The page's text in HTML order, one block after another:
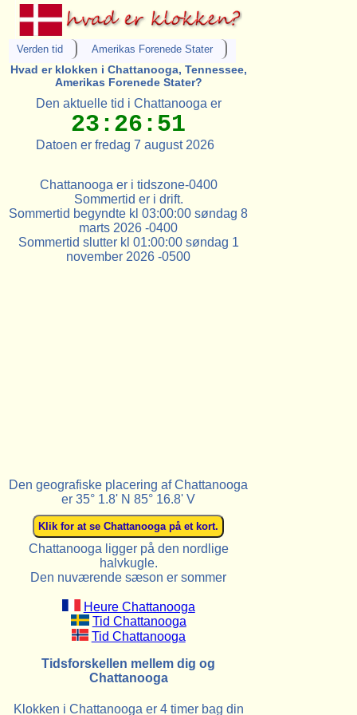
Verden tid Amerikas Forenede Stater
Hvad er klokken i Chattanooga, Tennessee,
Amerikas Forenede Stater?
Den aktuelle tid i Chattanooga er
23:26:51
Datoen er fredag 7 august 2026
Chattanooga er i tidszone-0400
Sommertid er i drift.
Sommertid begyndte kl 03:00:00 søndag 8
marts 2026 -0400
Sommertid slutter kl 01:00:00 søndag 1
november 2026 -0500
Den geografiske placering af Chattanooga
er 35° 1.8' N 85° 16.8' V
Chattanooga ligger på den nordlige
halvkugle.
Den nuværende sæson er sommer
Heure Chattanooga
Tid Chattanooga
Tid Chattanooga
Tidsforskellen mellem dig og
Chattanooga
Klokken i Chattanooga er 4 timer bag din